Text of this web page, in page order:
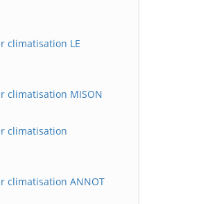
climatisation LE
climatisation MISON
climatisation
climatisation ANNOT